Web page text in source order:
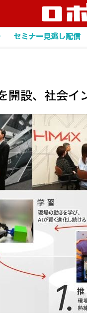
セミナー見逃し配信
開設、社会